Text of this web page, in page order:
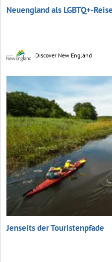
Neuengland als LGBTQ+-
Discover New England
Jenseits der Touristenpfade